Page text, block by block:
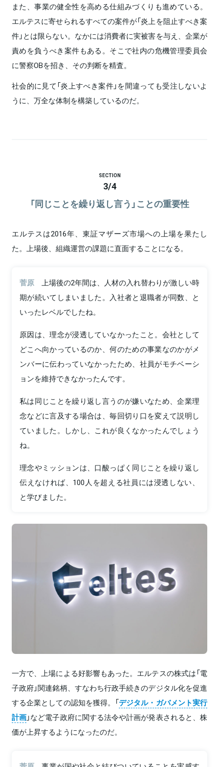
また、事業の健全性を高める仕組みづくりも進めている。
エルテスに寄せられるすべての案件が「炎上を阻止すべき案
件」とは限らない。なかには消費者に実被害を与え、企業が
責めを負うべき案件もある。そこで社内の危機管理委員会
に警察OBを招き、その判断を精査。
社会的に見て「炎上すべき案件」を間違っても受注しないよ
うに、万全な体制を構築しているのだ。
SECTION
3/4
「同じことを繰り返し言う」ことの重要性
エルテスは2016年、東証マザーズ市場への上場を果たし
た。上場後、組織運営の課題に直面することになる。
菅原
上場後の2年間は、人材の入れ替わりが激しい時
期が続いてしまいました。入社者と退職者が同数、と
いったレベルでしたね。
原因は、理念が浸透していなかったこと。会社として
どこへ向かっているのか、何のための事業なのかがメ
ンバーに伝わっていなかったため、社員がモチベーシ
ョンを維持できなかったんです。
私は同じことを繰り返し言うのが嫌いなため、企業理
念などに言及する場合は、毎回切り口を変えて説明し
ていました。しかし、これが良くなかったんでしょう
ね。
理念やミッションは、口酸っぱく同じことを繰り返し
伝えなければ、100人を超える社員には浸透しない、
と学びました。
一方で、上場による好影響もあった。エルテスの株式は「電
子政府」関連銘柄、すなわち行政手続きのデジタル化を促進
する企業としての認知を獲得。「デジタル・ガバメント実行
計画」など電子政府に関する法令や計画が発表されると、株
価が上昇するようになったのだ。